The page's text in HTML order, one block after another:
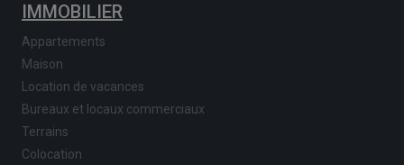
IMMOBILIER
Appartements
Maison
Location de vacances
Bureaux et locaux commerciaux
Terrains
Colocation